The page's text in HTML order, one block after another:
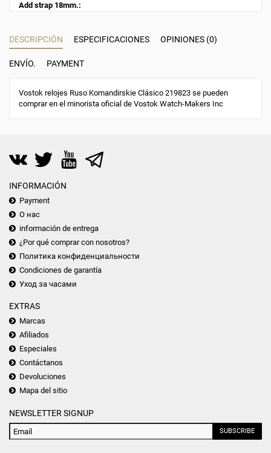
Add strap 18mm.:
DESCRIPCIÓN ESPECIFICACIONES OPINIONES (0)
ENVÍO. PAYMENT
Vostok relojes Ruso Komandirskie Clásico 219823 se pueden
comprar en el minorista oficial de Vostok Watch-Makers Inc
INFORMACIÓN
Payment
О нас
información de entrega
¿Por qué comprar con nosotros?
Политика конфиденциальности
Condiciones de garantía
Уход за часами
EXTRAS
Marcas
Afiliados
Especiales
Contáctanos
Devoluciones
Mapa del sitio
NEWSLETTER SIGNUP
SUBSCRIBE